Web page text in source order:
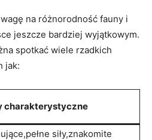
na różnorodność fauny i
jeszcze bardziej wyjątkowym.
spotkać wiele rzadkich
jak:
charakterystyczne
siły,znakomite